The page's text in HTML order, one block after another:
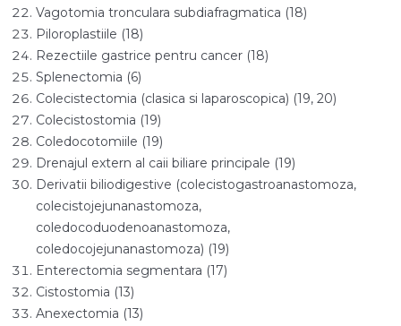
Vagotomia tronculara subdiafragmatica (18)
Piloroplastiile (18)
Rezectiile gastrice pentru cancer (18)
Splenectomia (6)
Colecistectomia (clasica si laparoscopica) (19, 20)
Colecistostomia (19)
Coledocotomiile (19)
Drenajul extern al caii biliare principale (19)
Derivatii biliodigestive (colecistogastroanastomoza,
colecistojejunanastomoza,
coledocoduodenoanastomoza,
coledocojejunanastomoza) (19)
Enterectomia segmentara (17)
Cistostomia (13)
Anexectomia (13)